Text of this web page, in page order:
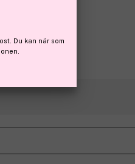
Du kan när som